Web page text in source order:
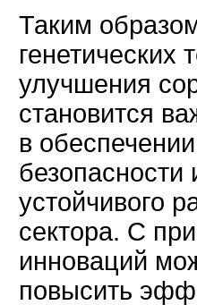
Таким
генетических
улучшения
становится
в
безопасности
устойчивого
сектора. С
инноваций
повысить